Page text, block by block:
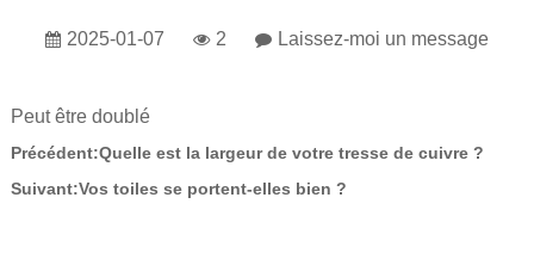
2025-01-07 2 Laissez-moi un message
Peut être doublé
Précédent:Quelle est la largeur de votre tresse de cuivre ?
Suivant:Vos toiles se portent-elles bien ?